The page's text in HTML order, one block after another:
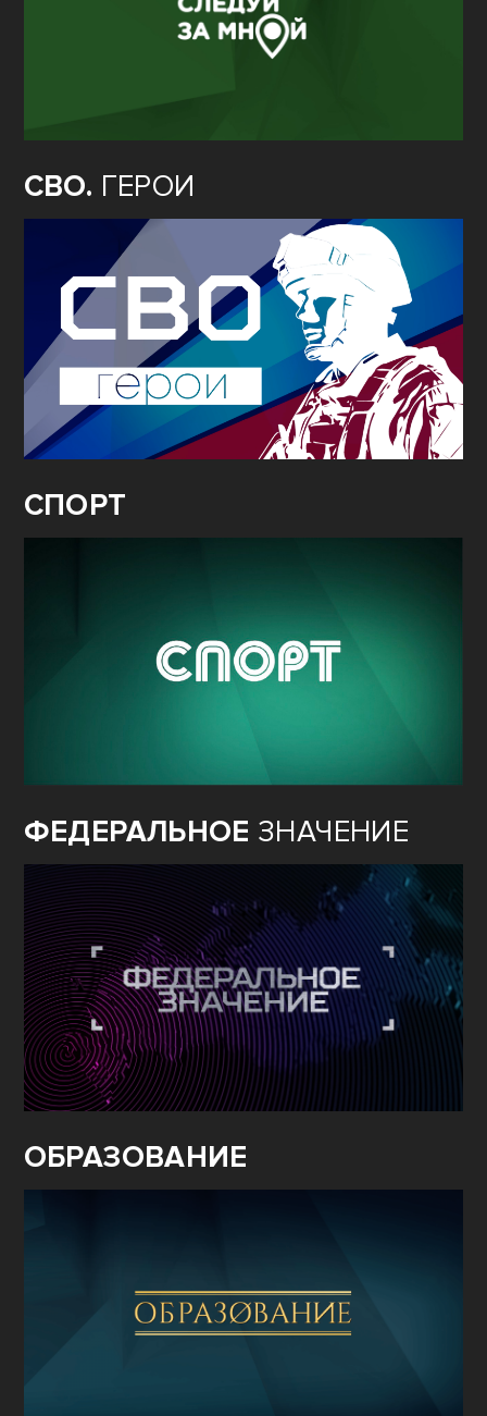
СВО. ГЕРОИ
СПОРТ
ФЕДЕРАЛЬНОЕ ЗНАЧЕНИЕ
ОБРАЗОВАНИЕ